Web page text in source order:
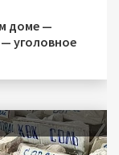
доме —
уголовное